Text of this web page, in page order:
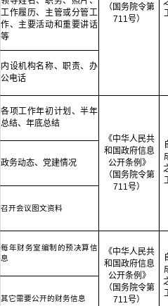
（国务院令第
711号）
工作履历、主管或分管工
作、主要活动和重要讲话
等
内设机构名称、职责、办
公电话
各项工作年初计划、半年
总结、年底总结
《中华人民共
和国政府信息
公开条例》
（国务院令第
711号）
政务动态、党建情况
召开会议图文资料
每年财务室编制的预决算信
息
《中华人民共
和国政府信息
公开条例》
（国务院令第
711号）
其它需要公开的财务信息